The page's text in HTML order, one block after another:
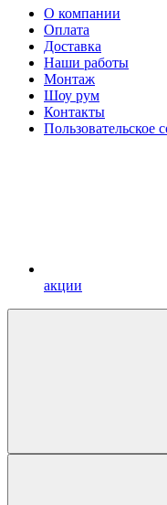
О компании
Оплата
Доставка
Наши работы
Монтаж
Шоу рум
Контакты
Пользовательское
акции